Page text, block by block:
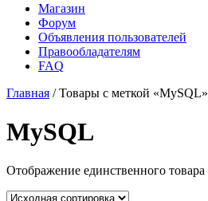
Магазин
Форум
Объявления пользователей
Правообладателям
FAQ
Главная / Товары с меткой «MySQL»
MySQL
Отображение единственного товара